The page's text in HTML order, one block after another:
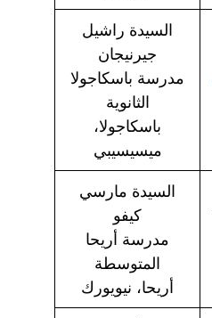
السيدة راشيل
جيرنيجان
مدرسة باسكاجولا
الثانوية
باسكاجولا،
ميسيسيبي
السيدة مارسي
كيفو
مدرسة أريحا
المتوسطة
أريحا، نيويورك